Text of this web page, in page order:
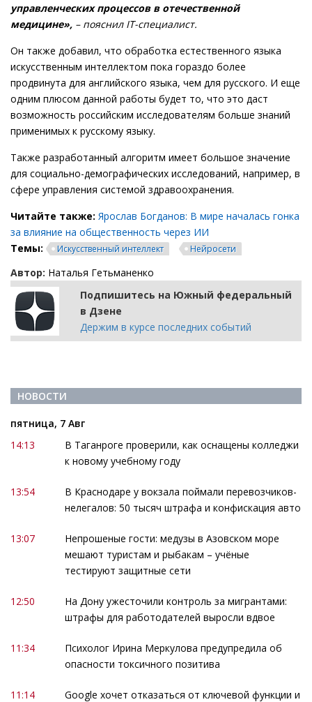
управленческих процессов в отечественной
медицине», – пояснил IT-специалист.
Он также добавил, что обработка естественного языка
искусственным интеллектом пока гораздо более
продвинута для английского языка, чем для русского. И еще
одним плюсом данной работы будет то, что это даст
возможность российским исследователям больше знаний
применимых к русскому языку.
Также разработанный алгоритм имеет большое значение
для социально-демографических исследований, например, в
сфере управления системой здравоохранения.
Читайте также: Ярослав Богданов: В мире началась гонка
за влияние на общественность через ИИ
Темы:
Искусственный интеллект Нейросети
Автор: Наталья Гетьманенко
Подпишитесь на Южный федеральный
в Дзене
Держим в курсе последних событий
НОВОСТИ
пятница, 7 Авг
14:13
В Таганроге проверили, как оснащены колледжи
к новому учебному году
13:54
В Краснодаре у вокзала поймали перевозчиков-
нелегалов: 50 тысяч штрафа и конфискация авто
13:07
Непрошеные гости: медузы в Азовском море
мешают туристам и рыбакам – учёные
тестируют защитные сети
12:50
На Дону ужесточили контроль за мигрантами:
штрафы для работодателей выросли вдвое
11:34
Психолог Ирина Меркулова предупредила об
опасности токсичного позитива
11:14
Google хочет отказаться от ключевой функции и